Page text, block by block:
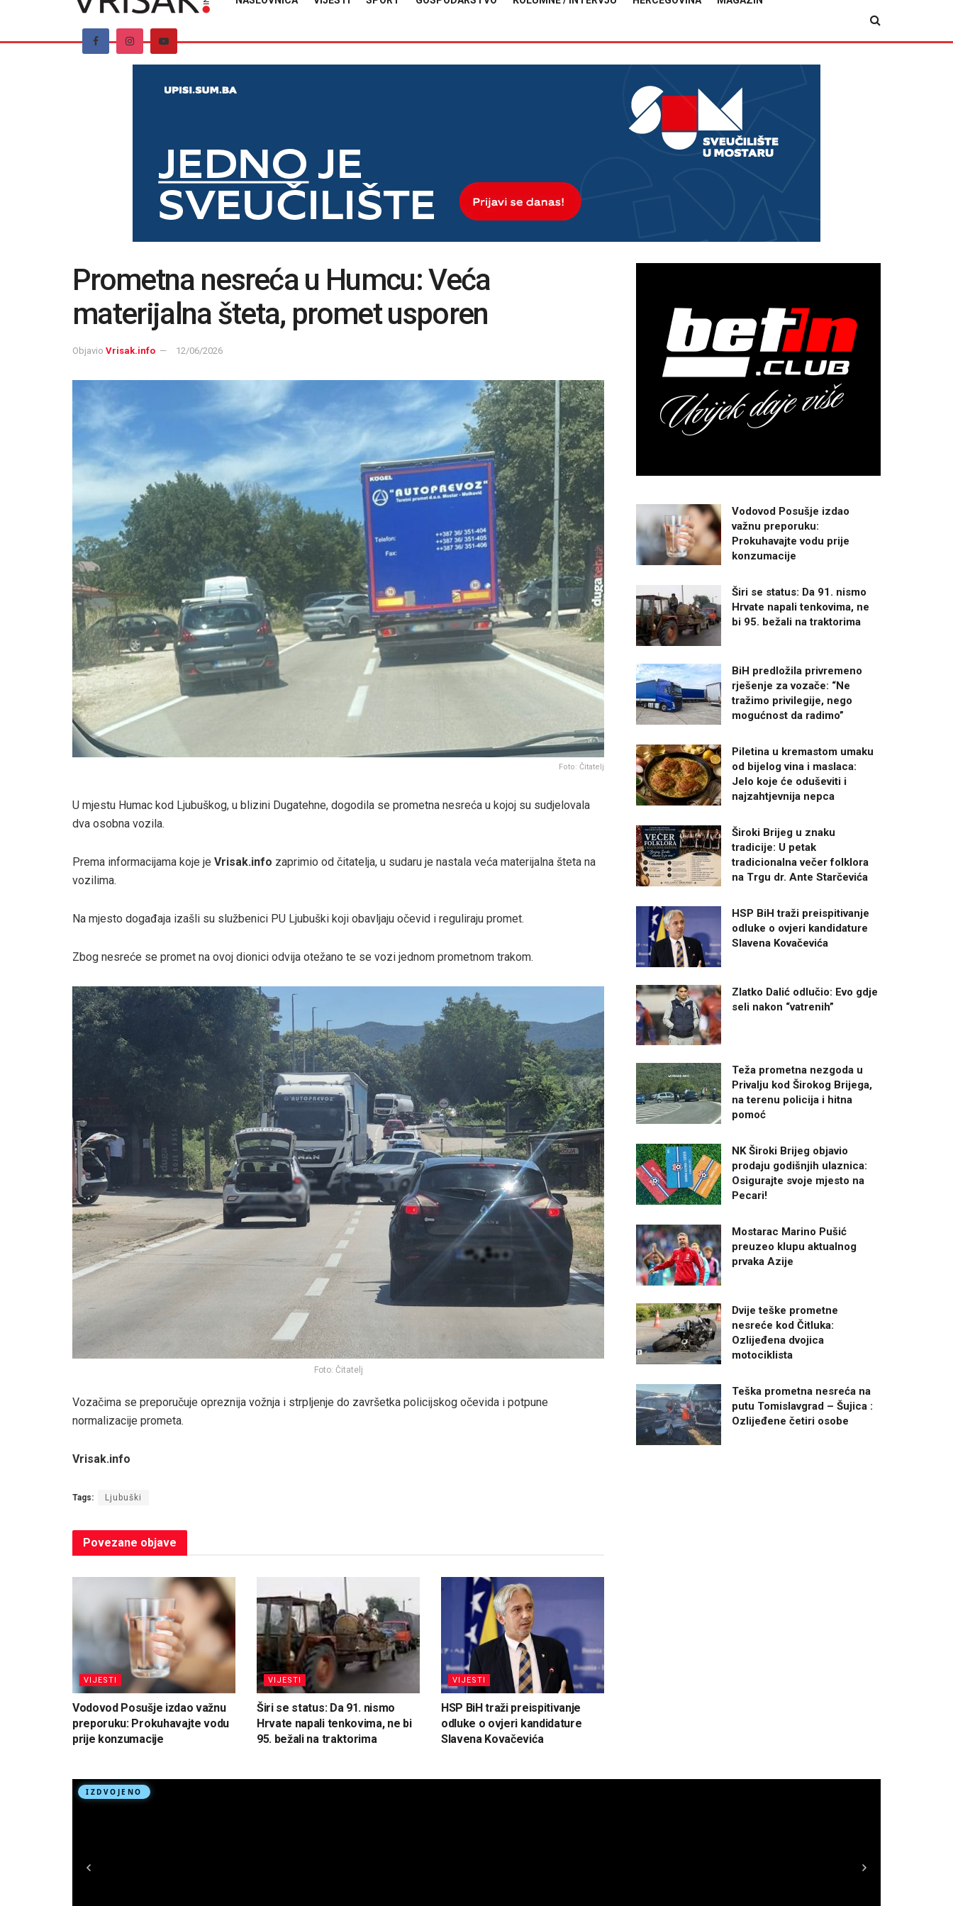
Prometna nesreća u Humcu: Veća
materijalna šteta, promet usporen
Objavio Vrisak.info 12/06/2026
Foto: Čitatelj
U mjestu Humac kod Ljubuškog, u blizini Dugatehne, dogodila se prometna nesreća u kojoj su sudjelovala
dva osobna vozila.
Prema informacijama koje je Vrisak.info zaprimio od čitatelja, u sudaru je nastala veća materijalna šteta na
vozilima.
Na mjesto događaja izašli su službenici PU Ljubuški koji obavljaju očevid i reguliraju promet.
Zbog nesreće se promet na ovoj dionici odvija otežano te se vozi jednom prometnom trakom.
Foto: Čitatelj
Vozačima se preporučuje opreznija vožnja i strpljenje do završetka policijskog očevida i potpune
normalizacije prometa.
Vrisak.info
Tags: Ljubuški
Povezane objave
VIJESTI
Vodovod Posušje izdao važnu
preporuku: Prokuhavajte vodu
prije konzumacije
VIJESTI
Širi se status: Da 91. nismo
Hrvate napali tenkovima, ne bi
95. bežali na traktorima
VIJESTI
HSP BiH traži preispitivanje
odluke o ovjeri kandidature
Slavena Kovačevića
Vodovod Posušje izdao
važnu preporuku:
Prokuhavajte vodu prije
konzumacije
Širi se status: Da 91. nismo
Hrvate napali tenkovima, ne
bi 95. bežali na traktorima
BiH predložila privremeno
rješenje za vozače: “Ne
tražimo privilegije, nego
mogućnost da radimo”
Piletina u kremastom umaku
od bijelog vina i maslaca:
Jelo koje će oduševiti i
najzahtjevnija nepca
Široki Brijeg u znaku
tradicije: U petak
tradicionalna večer folklora
na Trgu dr. Ante Starčevića
HSP BiH traži preispitivanje
odluke o ovjeri kandidature
Slavena Kovačevića
Zlatko Dalić odlučio: Evo gdje
seli nakon “vatrenih”
Teža prometna nezgoda u
Privalju kod Širokog Brijega,
na terenu policija i hitna
pomoć
NK Široki Brijeg objavio
prodaju godišnjih ulaznica:
Osigurajte svoje mjesto na
Pecari!
Mostarac Marino Pušić
preuzeo klupu aktualnog
prvaka Azije
Dvije teške prometne
nesreće kod Čitluka:
Ozlijeđena dvojica
motociklista
Teška prometna nesreća na
putu Tomislavgrad – Šujica :
Ozlijeđene četiri osobe